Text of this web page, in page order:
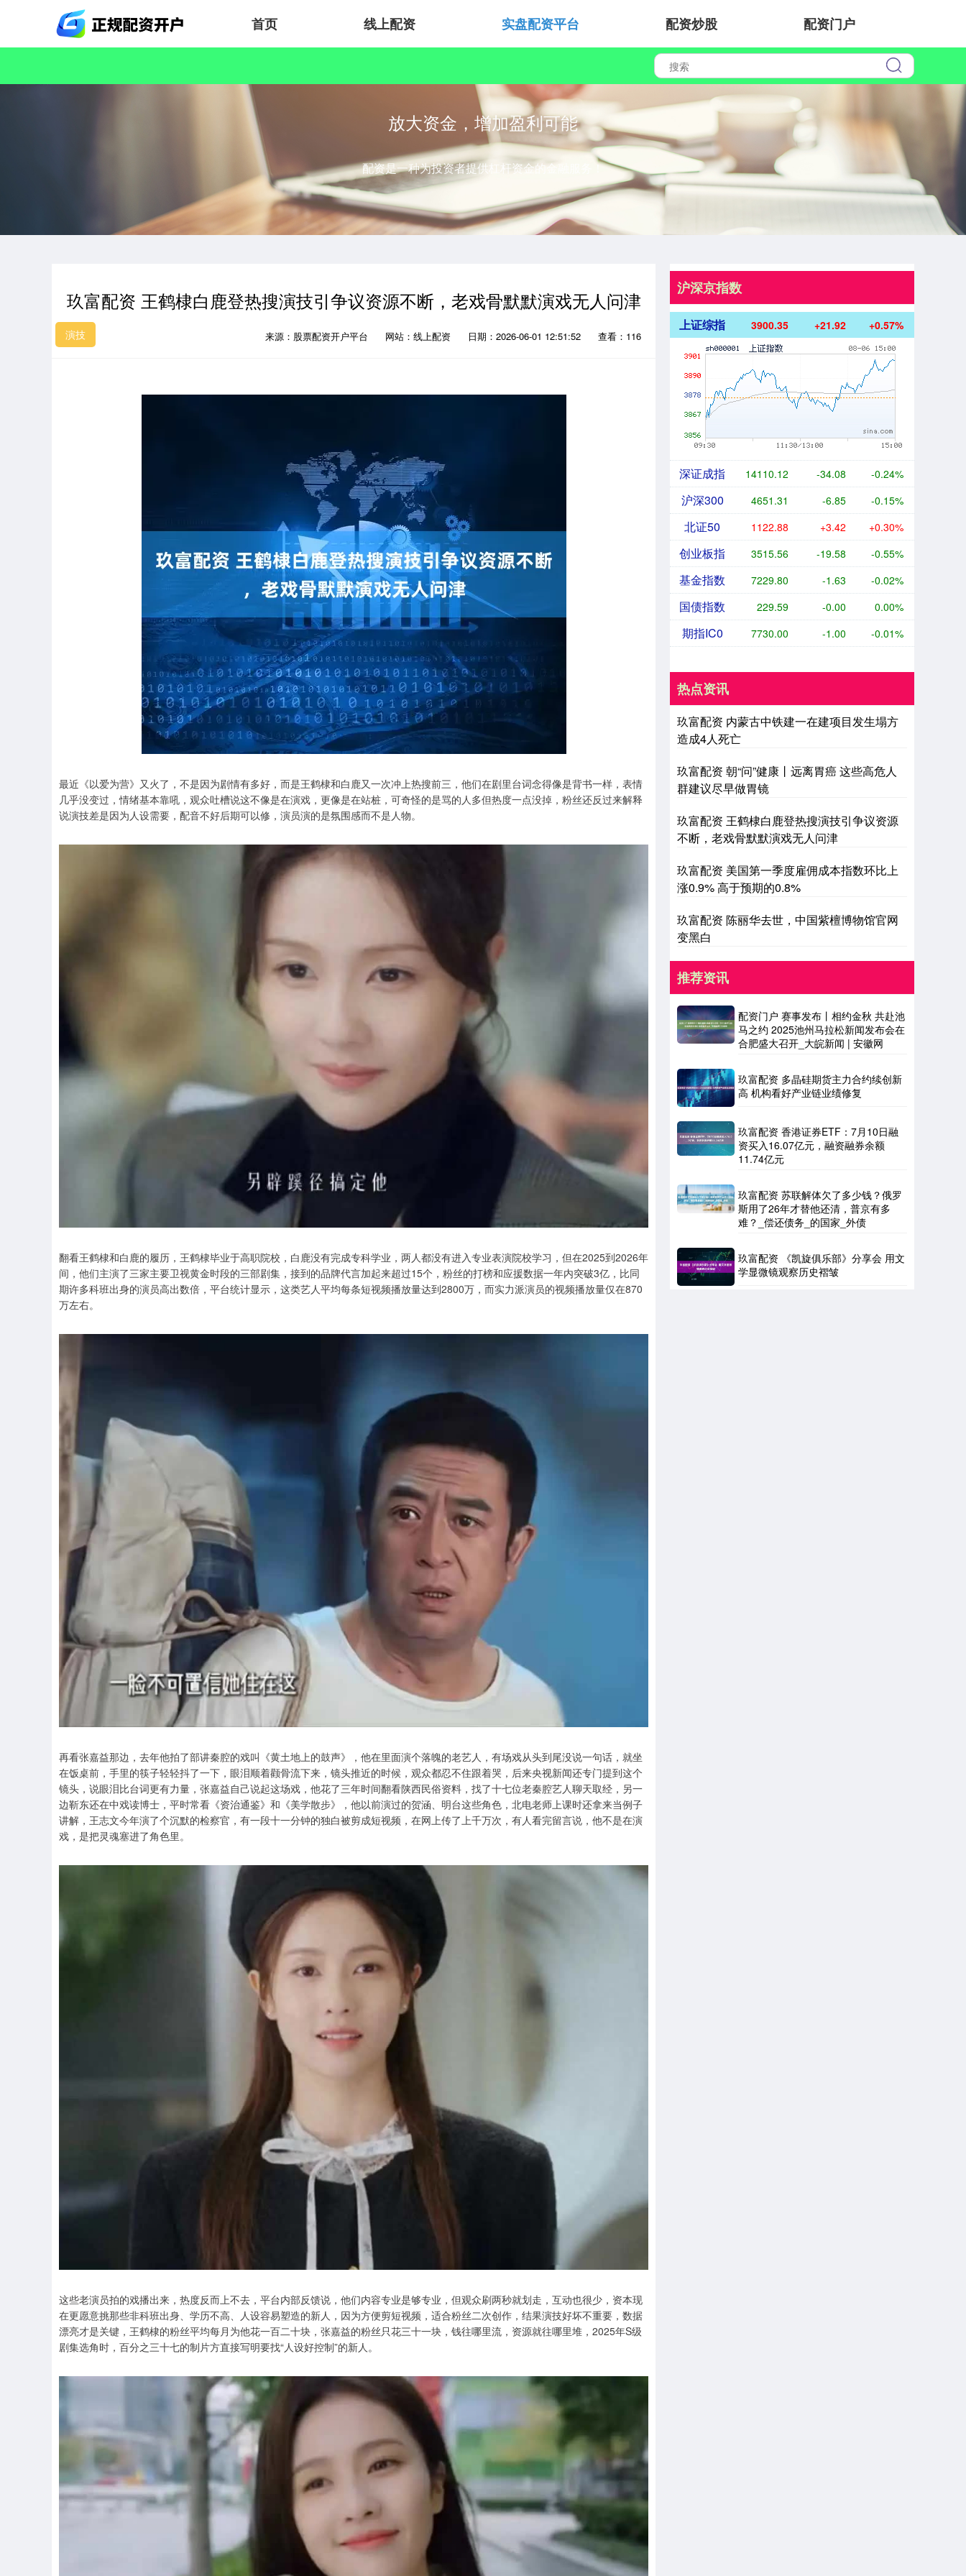
首页 线上配资 实盘配资平台 配资炒股 配资门户
放大资金，增加盈利可能
配资是一种为投资者提供杠杆资金的金融服务！
玖富配资 王鹤棣白鹿登热搜演技引争议资源不断，老戏骨默默演戏无人问津
演技 来源：股票配资开户平台 网站：线上配资 日期：2026-06-01 12:51:52 查看：116
最近《以爱为营》又火了，不是因为剧情有多好，而是王鹤棣和白鹿又一次冲上热搜前三，他们在剧里台词念得像是背书一样，表情
几乎没变过，情绪基本靠吼，观众吐槽说这不像是在演戏，更像是在站桩，可奇怪的是骂的人多但热度一点没掉，粉丝还反过来解释
说演技差是因为人设需要，配音不好后期可以修，演员演的是氛围感而不是人物。
翻看王鹤棣和白鹿的履历，王鹤棣毕业于高职院校，白鹿没有完成专科学业，两人都没有进入专业表演院校学习，但在2025到2026年
间，他们主演了三家主要卫视黄金时段的三部剧集，接到的品牌代言加起来超过15个，粉丝的打榜和应援数据一年内突破3亿，比同
期许多科班出身的演员高出数倍，平台统计显示，这类艺人平均每条短视频播放量达到2800万，而实力派演员的视频播放量仅在870
万左右。
再看张嘉益那边，去年他拍了部讲秦腔的戏叫《黄土地上的鼓声》，他在里面演个落魄的老艺人，有场戏从头到尾没说一句话，就坐
在饭桌前，手里的筷子轻轻抖了一下，眼泪顺着颧骨流下来，镜头推近的时候，观众都忍不住跟着哭，后来央视新闻还专门提到这个
镜头，说眼泪比台词更有力量，张嘉益自己说起这场戏，他花了三年时间翻看陕西民俗资料，找了十七位老秦腔艺人聊天取经，另一
边靳东还在中戏读博士，平时常看《资治通鉴》和《美学散步》，他以前演过的贺涵、明台这些角色，北电老师上课时还拿来当例子
讲解，王志文今年演了个沉默的检察官，有一段十一分钟的独白被剪成短视频，在网上传了上千万次，有人看完留言说，他不是在演
戏，是把灵魂塞进了角色里。
这些老演员拍的戏播出来，热度反而上不去，平台内部反馈说，他们内容专业是够专业，但观众刷两秒就划走，互动也很少，资本现
在更愿意挑那些非科班出身、学历不高、人设容易塑造的新人，因为方便剪短视频，适合粉丝二次创作，结果演技好坏不重要，数据
漂亮才是关键，王鹤棣的粉丝平均每月为他花一百二十块，张嘉益的粉丝只花三十一块，钱往哪里流，资源就往哪里堆，2025年S级
剧集选角时，百分之三十七的制片方直接写明要找“人设好控制”的新人。
沪深京指数
上证综指 3900.35 +21.92 +0.57%
深证成指 14110.12 -34.08 -0.24%
沪深300 4651.31 -6.85 -0.15%
北证50 1122.88 +3.42 +0.30%
创业板指 3515.56 -19.58 -0.55%
基金指数 7229.80 -1.63 -0.02%
国债指数 229.59 -0.00 0.00%
期指IC0 7730.00 -1.00 -0.01%
热点资讯
玖富配资 内蒙古中铁建一在建项目发生塌方
造成4人死亡
玖富配资 朝“问”健康丨远离胃癌 这些高危人
群建议尽早做胃镜
玖富配资 王鹤棣白鹿登热搜演技引争议资源
不断，老戏骨默默演戏无人问津
玖富配资 美国第一季度雇佣成本指数环比上
涨0.9% 高于预期的0.8%
玖富配资 陈丽华去世，中国紫檀博物馆官网
变黑白
推荐资讯
配资门户 赛事发布丨相约金秋 共赴池
马之约 2025池州马拉松新闻发布会在
合肥盛大召开_大皖新闻 | 安徽网
玖富配资 多晶硅期货主力合约续创新
高 机构看好产业链业绩修复
玖富配资 香港证券ETF：7月10日融
资买入16.07亿元，融资融券余额
11.74亿元
玖富配资 苏联解体欠了多少钱？俄罗
斯用了26年才替他还清，普京有多
难？_偿还债务_的国家_外债
玖富配资 《凯旋俱乐部》分享会 用文
学显微镜观察历史褶皱